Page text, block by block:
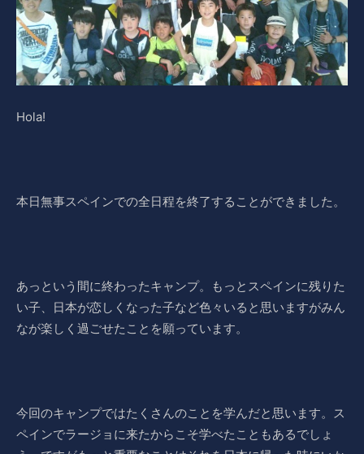
Hola!
本日無事スペインでの全日程を終了することができました。
あっという間に終わったキャンプ。もっとスペインに残りた
い子、日本が恋しくなった子など色々いると思いますがみん
なが楽しく過ごせたことを願っています。
今回のキャンプではたくさんのことを学んだと思います。ス
ペインでラージョに来たからこそ学べたこともあるでしょ